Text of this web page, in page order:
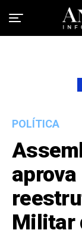
POLÍTICA
Militar